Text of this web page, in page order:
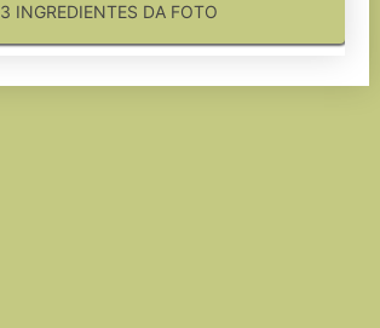
3 INGREDIENTES DA FOTO